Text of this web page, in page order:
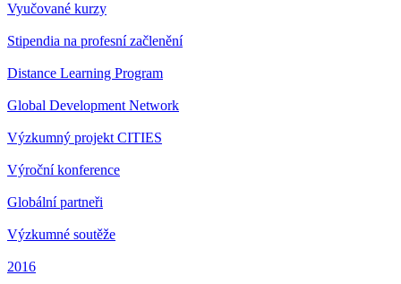
Vyučované kurzy
Stipendia na profesní začlenění
Distance Learning Program
Global Development Network
Výzkumný projekt CITIES
Výroční konference
Globální partneři
Výzkumné soutěže
2016